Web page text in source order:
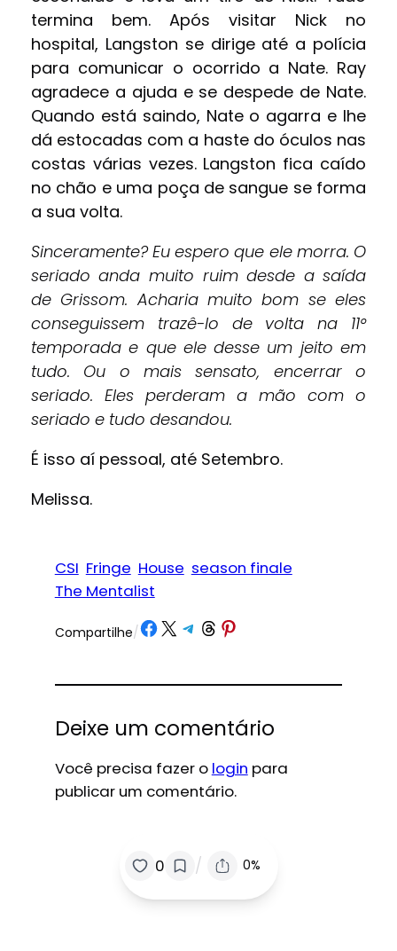
termina bem. Após visitar Nick no
hospital, Langston se dirige até a polícia
para comunicar o ocorrido a Nate. Ray
agradece a ajuda e se despede de Nate.
Quando está saindo, Nate o agarra e lhe
dá estocadas com a haste do óculos nas
costas várias vezes. Langston fica caído
no chão e uma poça de sangue se forma
a sua volta.
Sinceramente? Eu espero que ele morra. O
seriado anda muito ruim desde a saída
de Grissom. Acharia muito bom se eles
conseguissem trazê-lo de volta na 11°
temporada e que ele desse um jeito em
tudo. Ou o mais sensato, encerrar o
seriado. Eles perderam a mão com o
seriado e tudo desandou.
É isso aí pessoal, até Setembro.
Melissa.
CSI Fringe House season finale
The Mentalist
Compartilhe/Share on Facebook
Share on X Share on Telegram
Share on Threads
Share on Pinterest
Deixe um comentário
Você precisa fazer o login para
publicar um comentário.
0 / 0%